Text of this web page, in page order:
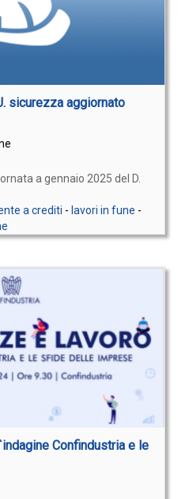
sicurezza aggiornato
a gennaio 2025 del D.
a crediti - lavori in fune -
Confindustria e le